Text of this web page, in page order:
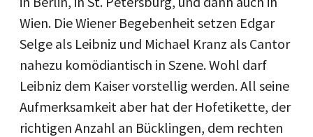
Wien. Die Wiener Begebenheit setzen Edgar
Selge als Leibniz und Michael Kranz als Cantor
nahezu komödiantisch in Szene. Wohl darf
Leibniz dem Kaiser vorstellig werden. All seine
Aufmerksamkeit aber hat der Hofetikette, der
richtigen Anzahl an Bücklingen, dem rechten